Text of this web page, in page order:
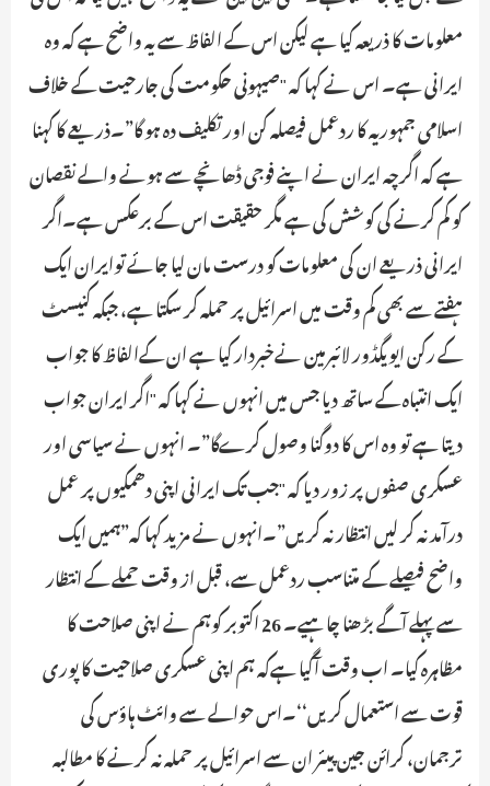
معلومات کا ذریعہ کیا ہے لیکن اس کے الفاظ سے یہ واضح ہے کہ وہ
ایرانی ہے۔ اس نے کہا کہ "صیہونی حکومت کی جارحیت کے خلاف
اسلامی جمہوریہ کا ردعمل فیصلہ کن اور تکلیف دہ ہو گا”۔ذریعے کا کہنا
ہے کہ اگرچہ ایران نے اپنے فوجی ڈھانچے سے ہونے والے نقصان
کو کم کرنے کی کوشش کی ہے مگر حقیقت اس کے برعکس ہے۔اگر
ایرانی ذریعے ان کی معلومات کو درست مان لیا جائے توایران ایک
ہفتے سے بھی کم وقت میں اسرائیل پر حملہ کر سکتا ہے، جبکہ کنیسٹ
کے رکن ایویگڈور لائبرمین نےخبردار کیا ہے ان کےالفاظ کا جواب
ایک انتباہ کے ساتھ دیا جس میں انہوں نے کہا کہ "اگر ایران جواب
دیتا ہے تو وہ اس کا دوگنا وصول کرےگا”۔ انہوں نے سیاسی اور
عسکری صفوں پر زور دیا کہ "جب تک ایرانی اپنی دھمکیوں پر عمل
درآمد نہ کر لیں انتظار نہ کریں”۔انہوں نے مزید کہا کہ”ہمیں ایک
واضح فیصلے کے متناسب ردعمل سے، قبل از وقت حملے کے انتظار
سے پہلے آگے بڑھنا چاہیے۔ 26 اکتوبر کوہم نے اپنی صلاحت کا
مظاہرہ کیا۔ اب وقت آگیا ہےکہ ہم اپنی عسکری صلاحیت کا پوری
قوت سے استعمال کریں‘‘۔اس حوالے سے وائٹ ہاؤس کی
ترجمان، کرائن جین پیئر ان سے اسرائیل پر حملہ نہ کرنے کا مطالبہ